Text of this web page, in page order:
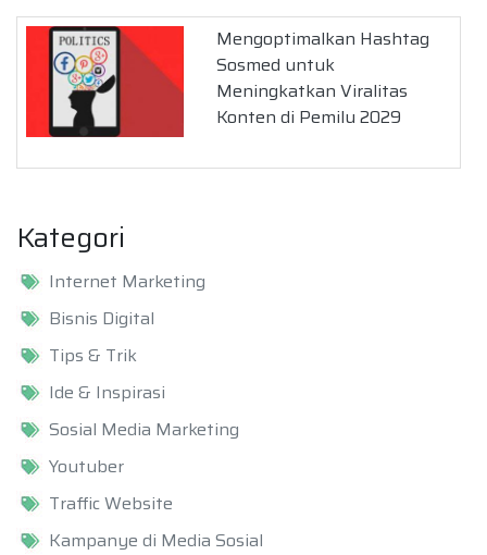
Mengoptimalkan Hashtag
Sosmed untuk
Meningkatkan Viralitas
Konten di Pemilu 2029
Kategori
Internet Marketing
Bisnis Digital
Tips & Trik
Ide & Inspirasi
Sosial Media Marketing
Youtuber
Traffic Website
Kampanye di Media Sosial